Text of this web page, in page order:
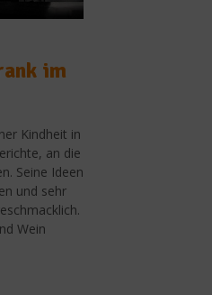
im
Kindheit in
an die
Seine Ideen
und sehr
Wein